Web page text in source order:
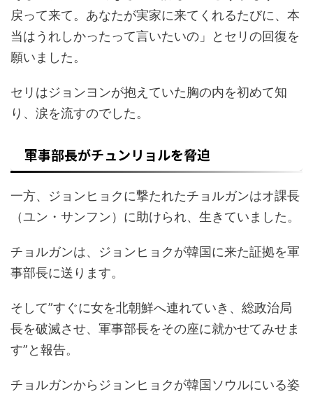
戻って来て。あなたが実家に来てくれるたびに、本
当はうれしかったって言いたいの」とセリの回復を
願いました。
セリはジョンヨンが抱えていた胸の内を初めて知
り、涙を流すのでした。
軍事部長がチュンリョルを脅迫
一方、ジョンヒョクに撃たれたチョルガンはオ課長
（ユン・サンフン）に助けられ、生きていました。
チョルガンは、ジョンヒョクが韓国に来た証拠を軍
事部長に送ります。
そして”すぐに女を北朝鮮へ連れていき、総政治局
長を破滅させ、軍事部長をその座に就かせてみせま
す”と報告。
チョルガンからジョンヒョクが韓国ソウルにいる姿